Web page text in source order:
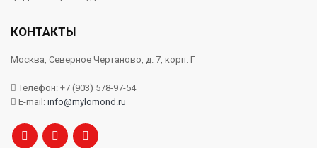
КОНТАКТЫ
Москва, Северное Чертаново, д. 7, корп. Г
Телефон: +7 (903) 578-97-54
E-mail: info@mylomond.ru